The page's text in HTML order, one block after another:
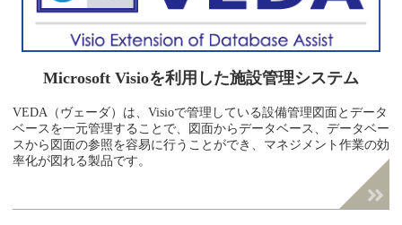
Microsoft Visioを利用した施設管理システム
VEDA（ヴェーダ）は、Visioで管理している設備管理図面とデータ
ベースを一元管理することで、図面からデータベース、データベー
スから図面の参照を容易に行うことができ、マネジメント作業の効
率化が図れる製品です。